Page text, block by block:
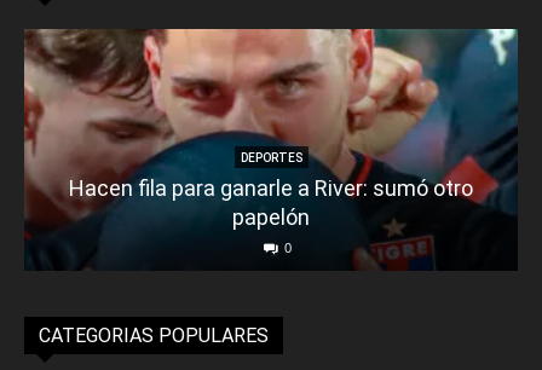
DEPORTES
Hacen fila para ganarle a River: sumó otro
papelón
0
CATEGORIAS POPULARES